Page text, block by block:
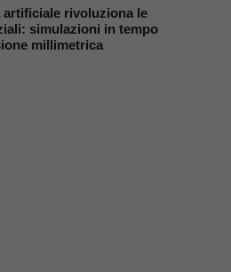
artificiale rivoluziona le
simulazioni in tempo
millimetrica